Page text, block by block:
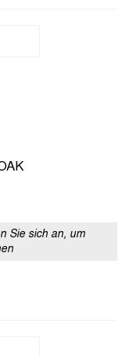
Sie sich an, um